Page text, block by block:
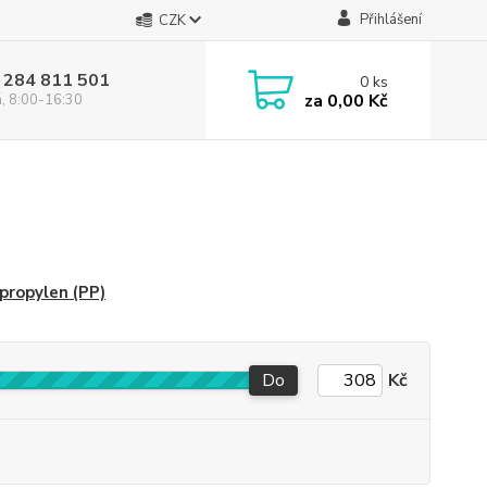
CZK Přihlášení
811 501
8:00-16:30
0ks
za 0,00 Kč
(PP)
Do Kč